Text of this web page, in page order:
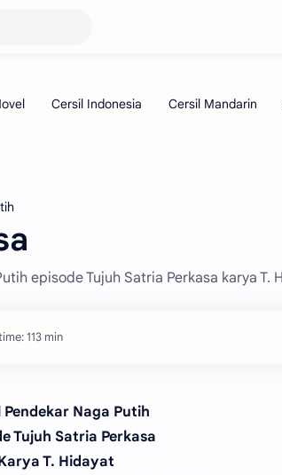
episode Tujuh Satria Perkasa karya T.
113 min
Pendekar Naga Putih
Tujuh Satria Perkasa
T. Hidayat